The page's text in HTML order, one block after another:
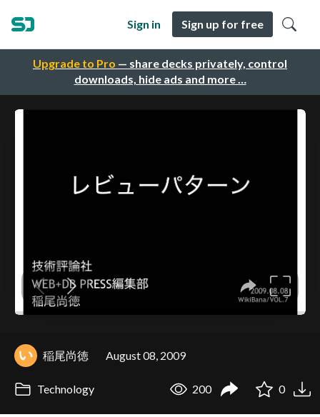
Upgrade to Pro — share decks privately, control
downloads, hide ads and more …
Sign in Sign up for free
稲尾尚徳 August 08, 2009
Technology 200 0